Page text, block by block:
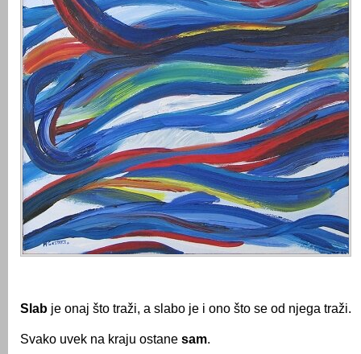
Slab je onaj što traži, a slabo je i ono što se od njega traži.
Svako uvek na kraju ostane sam.